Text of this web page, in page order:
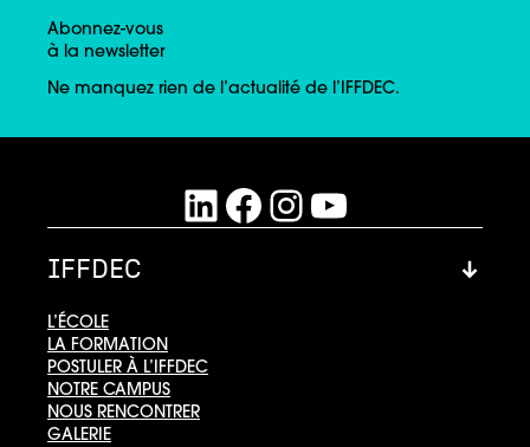
Abonnez-vous
à la newsletter
Ne manquez rien de l’actualité de l’IFFDEC.
LinkedIn
Facebook
Instagram
YouTube
IFFDEC
L’ÉCOLE
LA FORMATION
POSTULER À L’IFFDEC
NOTRE CAMPUS
NOUS RENCONTRER
GALERIE